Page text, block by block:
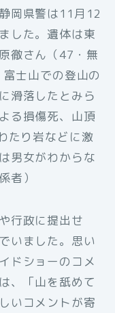
岡県警は11月12
した。遺体は東
徹さん（47・無
士山での登山の
滑落したとみら
る損傷死、山頂
たり岩などに激
男女がわからな
者）
行政に提出せ
いました。思い
ドショーのコメ
、「山を舐めて
いコメントが寄